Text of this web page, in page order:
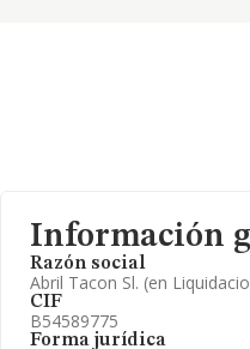
Información
Razón social
Abril Tacon Sl. (en
CIF
B54589775
Forma jurídica